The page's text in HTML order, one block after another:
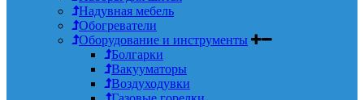
Надувная мебель
Обогреватели
Оборудование и инструменты
Болгарки
Вакууматоры
Воздуходувки